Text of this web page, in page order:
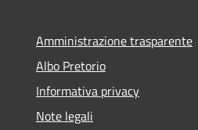
Amministrazione trasparente
Albo Pretorio
Informativa privacy
Note legali